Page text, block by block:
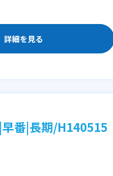
詳細を見る
番|長期/H140515